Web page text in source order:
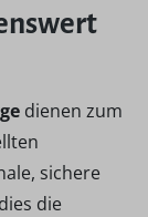
dienen zum
sichere
die